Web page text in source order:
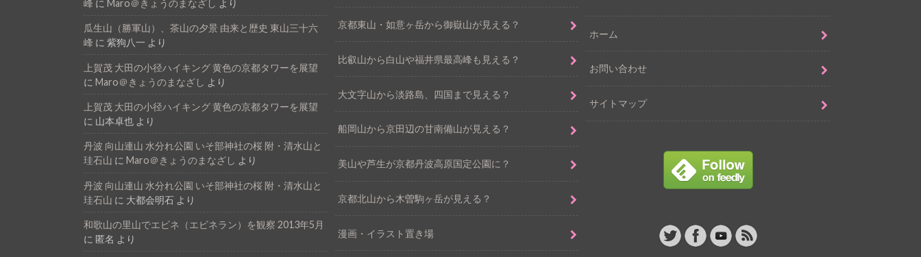
峰 に Maro＠きょうのまなざし より
瓜生山（勝軍山）、茶山の夕景 由来と歴史 東山三十六
峰 に 紫狗八一 より
上賀茂 大田の小径ハイキング 黄色の京都タワーを展望
に Maro＠きょうのまなざし より
上賀茂 大田の小径ハイキング 黄色の京都タワーを展望
に 山本卓也 より
丹波 向山連山 水分れ公園 いそ部神社の桜 附・清水山と
珪石山 に Maro＠きょうのまなざし より
丹波 向山連山 水分れ公園 いそ部神社の桜 附・清水山と
珪石山 に 大都会明石 より
和歌山の里山でエビネ（エビネラン）を観察 2013年5月
に 匿名 より
京都東山・如意ヶ岳から御嶽山が見える？
比叡山から白山や福井県最高峰も見える？
大文字山から淡路島、四国まで見える？
船岡山から京田辺の甘南備山が見える？
美山や芦生が京都丹波高原国定公園に？
京都北山から木曽駒ヶ岳が見える？
漫画・イラスト置き場
ホーム
お問い合わせ
サイトマップ